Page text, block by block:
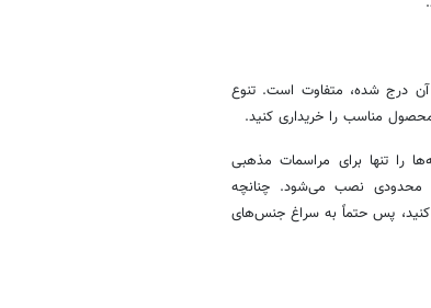
درج شده، متفاوت است. تنوع
مناسب را خریداری کنید.
را تنها برای مراسمات مذهبی
محدودی نصب می‌شود. چنانچه
کنید، پس حتماً به سراغ جنس‌های